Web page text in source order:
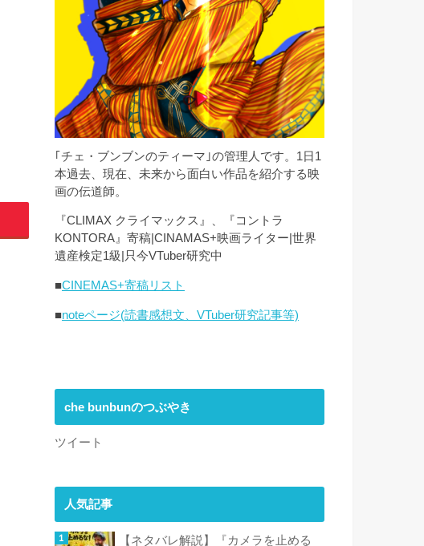
｢チェ・ブンブンのティーマ｣の管理人です。1日1
本過去、現在、未来から面白い作品を紹介する映
画の伝道師。
『CLIMAX クライマックス』、『コントラ
KONTORA』寄稿|CINAMAS+映画ライター|世界
遺産検定1級|只今VTuber研究中
■CINEMAS+寄稿リスト
■noteページ(読書感想文、VTuber研究記事等)
che bunbunのつぶやき
ツイート
人気記事
【ネタバレ解説】『カメラを止める